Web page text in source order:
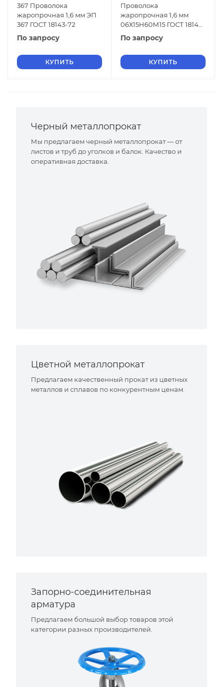
367 Проволока
жаропрочная 1,6 мм ЭП
367 ГОСТ 18143-72
По запросу
КУПИТЬ
Проволока
жаропрочная 1,6 мм
06Х15Н60М15 ГОСТ 18143-
72
По запросу
КУПИТЬ
Черный металлопрокат
Мы предлагаем черный металлопрокат — от
листов и труб до уголков и балок. Качество и
оперативная доставка.
Цветной металлопрокат
Предлагаем качественный прокат из цветных
металлов и сплавов по конкурентным ценам.
Запорно-соединительная
арматура
Предлагаем большой выбор товаров этой
категории разных производителей.